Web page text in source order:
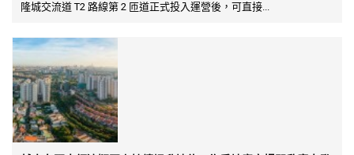
隆城交流道 T2 路線第 2 匝道正式投入運營後，可直接...